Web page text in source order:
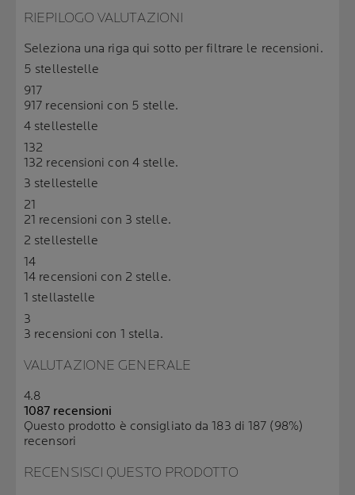
RIEPILOGO VALUTAZIONI
Seleziona una riga qui sotto per filtrare le recensioni.
5 stellestelle
917
917 recensioni con 5 stelle.
4 stellestelle
132
132 recensioni con 4 stelle.
3 stellestelle
21
21 recensioni con 3 stelle.
2 stellestelle
14
14 recensioni con 2 stelle.
1 stellastelle
3
3 recensioni con 1 stella.
VALUTAZIONE GENERALE
4.8
1087 recensioni
Questo prodotto è consigliato da 183 di 187 (98%)
recensori
RECENSISCI QUESTO PRODOTTO